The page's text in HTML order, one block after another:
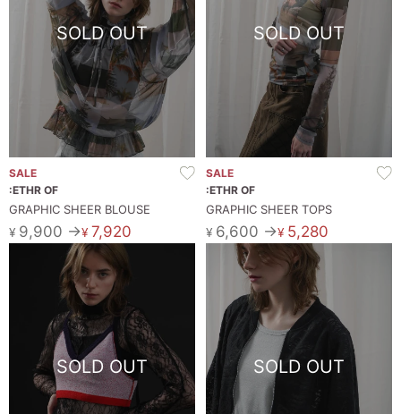
SOLD OUT
SALE
:ETHR OF
GRAPHIC SHEER BLOUSE
¥9,900 →¥7,920
SOLD OUT
SALE
:ETHR OF
GRAPHIC SHEER TOPS
¥6,600 →¥5,280
SOLD OUT SOLD OUT